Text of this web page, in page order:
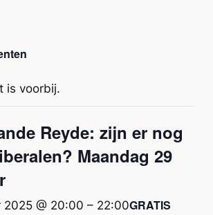
is voorbij.
Reyde: zijn er nog
Maandag 29
@ 20:00 – 22:00GRATIS